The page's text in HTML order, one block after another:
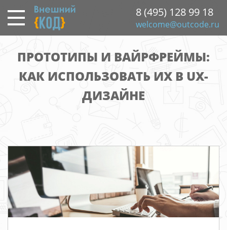
основному
содержанию
8 (495) 128 99 18
welcome@outcode.ru
ПРОТОТИПЫ И ВАЙРФРЕЙМЫ:
КАК ИСПОЛЬЗОВАТЬ ИХ В UX-
ДИЗАЙНЕ